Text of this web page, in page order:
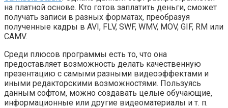
на платной основе. Кто готов заплатить деньги, сможет
получать записи в разных форматах, преобразуя
полученные кадры в AVI, FLV, SWF, WMV, MOV, GIF, RM или
CAMV.
Среди плюсов программы есть то, что она
предоставляет возможность делать качественную
презентацию с самыми разными видеоэффектами и
иными редакторскими возможностями. Пользуясь
данным софтом, можно создавать целые обучающие,
информационные или другие видеоматериалы и т. п.